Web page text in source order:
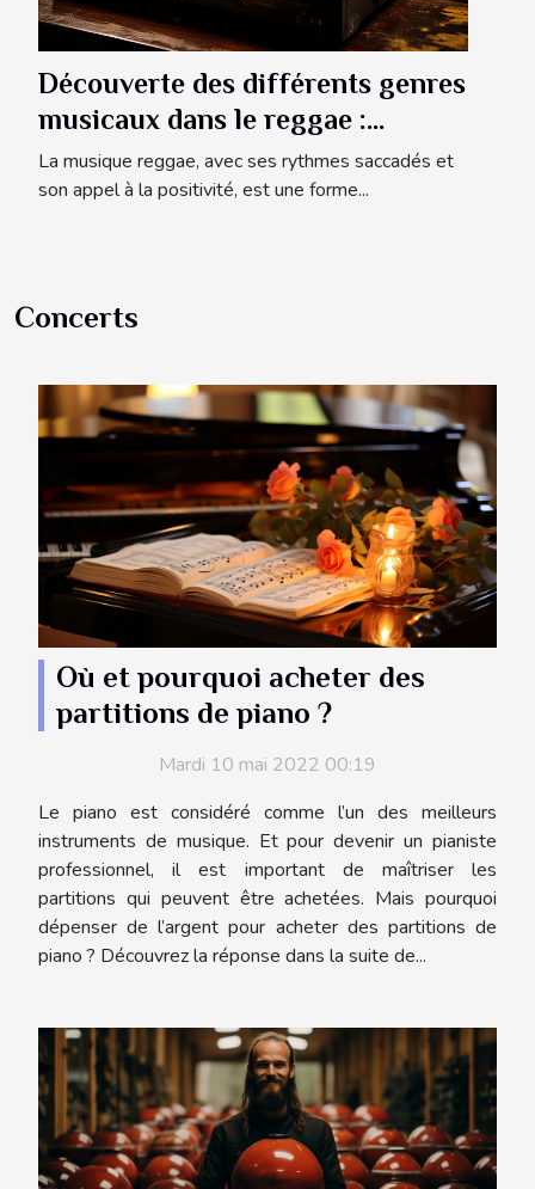
Découverte des différents genres
musicaux dans le reggae :
origines et évolutions
La musique reggae, avec ses rythmes saccadés et
son appel à la positivité, est une forme...
Concerts
Où et pourquoi acheter des
partitions de piano ?
Mardi 10 mai 2022 00:19
Le piano est considéré comme l’un des meilleurs
instruments de musique. Et pour devenir un pianiste
professionnel, il est important de maîtriser les
partitions qui peuvent être achetées. Mais pourquoi
dépenser de l’argent pour acheter des partitions de
piano ? Découvrez la réponse dans la suite de...